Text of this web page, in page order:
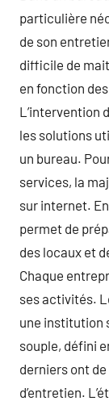
particulière
de son
difficile de
en fonction
L’intervention
les solutions
un bureau.
services, la
sur internet.
permet de
des locaux et
Chaque
ses activités.
une institution
souple, défini
derniers ont
d’entretien.